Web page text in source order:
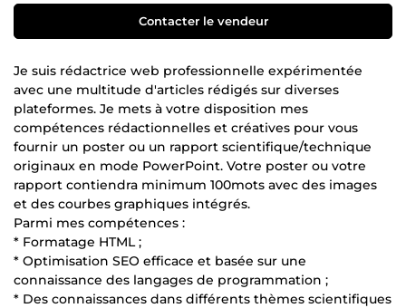
Contacter le vendeur
Je suis rédactrice web professionnelle expérimentée
avec une multitude d'articles rédigés sur diverses
plateformes. Je mets à votre disposition mes
compétences rédactionnelles et créatives pour vous
fournir un poster ou un rapport scientifique/technique
originaux en mode PowerPoint. Votre poster ou votre
rapport contiendra minimum 100mots avec des images
et des courbes graphiques intégrés.
Parmi mes compétences :
* Formatage HTML ;
* Optimisation SEO efficace et basée sur une
connaissance des langages de programmation ;
* Des connaissances dans différents thèmes scientifiques